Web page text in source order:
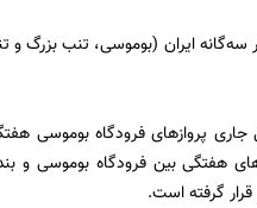
سه‌گانه ایران (بوموسی، تنب
پروازهای فرودگاه بوموسی
هفتگی بین فرودگاه بوموسی و
گرفته است.